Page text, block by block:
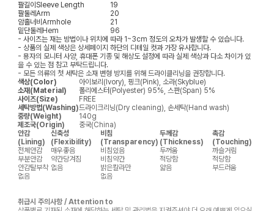
팔길이Sleeve Length
19
팔둘레Arm
20
암홀너비Armhole
21
밑단둘레Hem
96
- 사이즈는 재는 방법이나 위치에 따라 1~3cm 정도의 오차가 발생할 수 있습니다.
- 상품의 실제 색상은 상세페이지 하단의 디테일 컷과 가장 유사합니다.
- 용자의 모니터 사양, 휴대폰 기종 및 해상도 설정에 따라 실제 색상과 다소 차이가 있
을 수 있는 점 참고 부탁드립니다.
- 모든 의류의 첫 세탁은 소재 변형 방지를 위해 드라이클리닝을 권장합니다.
색상(Color)
아이보리(Ivory), 핑크(Pink), 소라(Skyblue)
소재(Material)
폴리에스터(Polyester) 95%, 스판(Span) 5%
사이즈(Size)
FREE
세탁방법(Washing)드라이크리닝(Dry cleaning), 손세탁(Hand wash)
중량(Weight)
140g
제조국(Origin)
중국(China)
안감
(Lining)
신축성
(Flexibility)
비침
(Transparency)
두께감
(Thickness)
촉감
(Touching)
전체안감
매우좋음 비침있음 두꺼움
까슬거림
부분안감
약간당겨짐 비침약간 적당함
적당함
안감탈부착 없음 밝은칼라만 얇음
부드러움
없음
없음
취급시 주의사항 / Attention to